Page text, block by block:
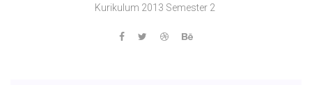
Kurikulum 2013 Semester 2